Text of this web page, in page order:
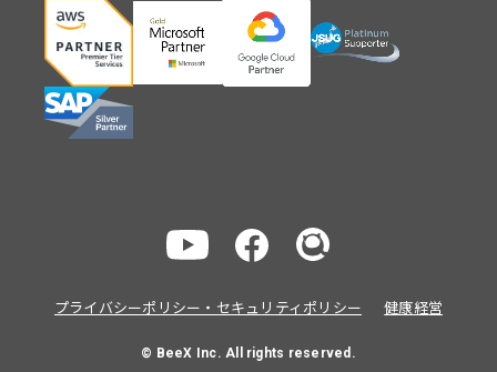
プライバシーポリシー・セキュリティポリシー 健康経営
© BeeX Inc. All rights reserved.